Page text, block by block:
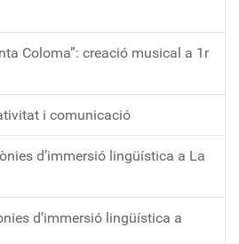
Coloma”: creació musical a 1r
i comunicació
d’immersió lingüística a La
d’immersió lingüística a